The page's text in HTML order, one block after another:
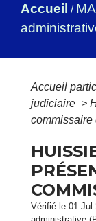
Accueil /
Accueil
judiciaire >
commissaire
Vérifié le 01 Jul